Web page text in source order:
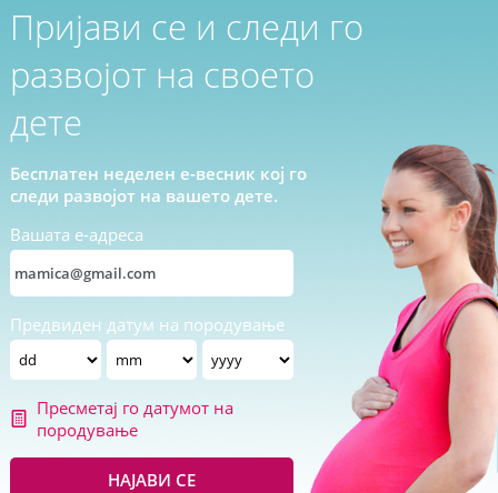
Пријави се и следи го
развојот на своето
дете
Бесплатен неделен е-весник кој го
следи развојот на вашето дете.
Вашата е-адреса
Предвиден датум на породување
Пресметај го датумот на
породување
НАЈАВИ СЕ